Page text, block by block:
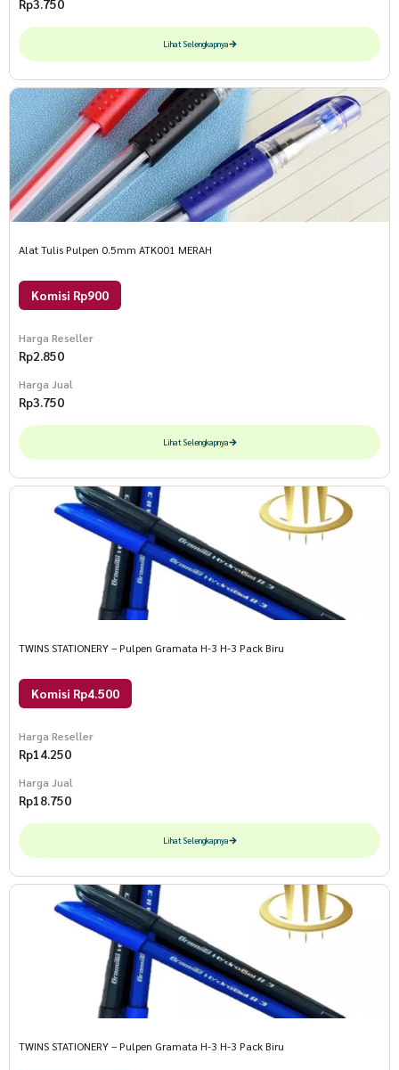
Rp3.750
Lihat Selengkapnya
Alat Tulis Pulpen 0.5mm ATK001 MERAH
Komisi Rp900
Harga Reseller
Rp2.850
Harga Jual
Rp3.750
Lihat Selengkapnya
TWINS STATIONERY – Pulpen Gramata H-3 H-3 Pack Biru
Komisi Rp4.500
Harga Reseller
Rp14.250
Harga Jual
Rp18.750
Lihat Selengkapnya
TWINS STATIONERY – Pulpen Gramata H-3 H-3 Pack Biru